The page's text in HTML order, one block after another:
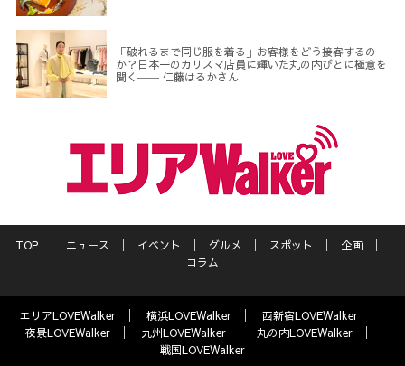
「破れるまで同じ服を着る」お客様をどう接客するの
か？日本一のカリスマ店員に輝いた丸の内びとに極意を
聞く―― 仁藤はるかさん
TOP ニュース イベント グルメ スポット
企画
コラム
エリアLOVEWalker 横浜LOVEWalker
西新宿LOVEWalker
夜景LOVEWalker
九州LOVEWalker
丸の内LOVEWalker
戦国LOVEWalker